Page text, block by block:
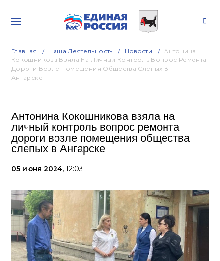
Главная Наша Деятельность Новости
Антонина
Кокошникова Взяла На Личный Контроль Вопрос Ремонта
Дороги Возле Помещения Общества Слепых В
Ангарске
Антонина Кокошникова взяла на
личный контроль вопрос ремонта
дороги возле помещения общества
слепых в Ангарске
05 июня 2024, 12:03